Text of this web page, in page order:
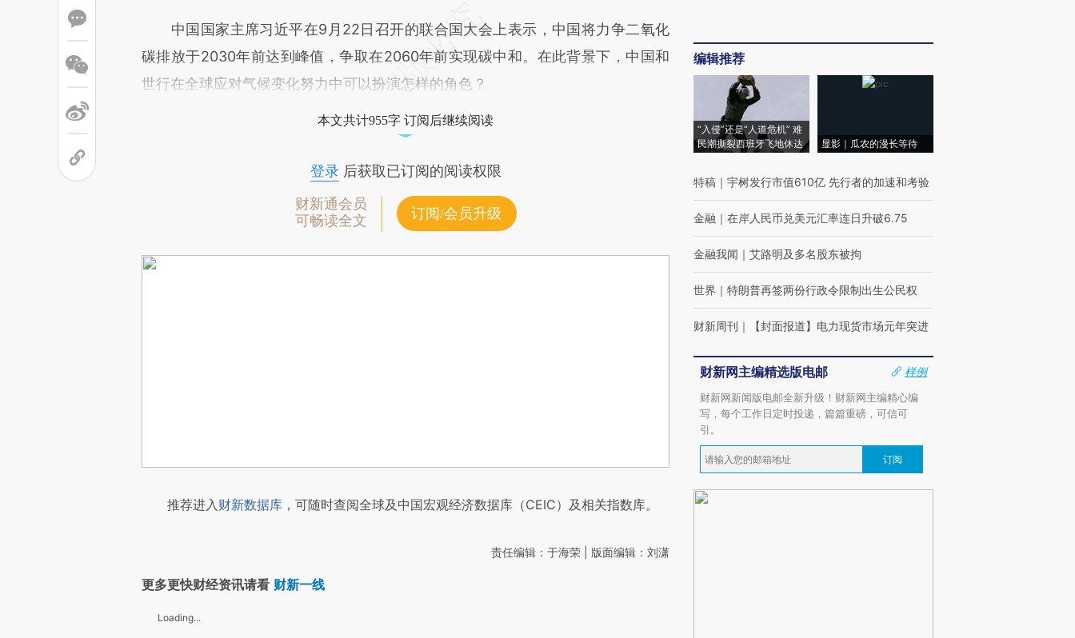
中国国家主席习近平在9月22日召开的联合国大会上表示，中国将力争二氧化
碳排放于2030年前达到峰值，争取在2060年前实现碳中和。在此背景下，中国和
世行在全球应对气候变化努力中可以扮演怎样的角色？
本文共计955字 订阅后继续阅读
登录后获取已订阅的阅读权限
财新通会员
可畅读全文
订阅/会员升级
推荐进入财新数据库 ，可随时查阅全球及中国宏观经济数据库（CEIC）及相关指数库。
责任编辑：于海荣 | 版面编辑：刘潇
更多更快财经资讯请看 财新一线
Loading...
编辑推荐
“入侵”还是“人道危机” 难
民潮撕裂西班牙飞地休达
显影｜瓜农的漫长等待
特稿 ｜ 宇树发行市值610亿 先行者的加速和考验
金融 ｜ 在岸人民币兑美元汇率连日升破6.75
金融我闻 ｜ 艾路明及多名股东被拘
世界 ｜ 特朗普再签两份行政令限制出生公民权
财新周刊 ｜ 【封面报道】电力现货市场元年突进
财新网主编精选版电邮
样例
财新网新闻版电邮全新升级！财新网主编精心编
写，每个工作日定时投递，篇篇重磅，可信可
引。
订阅